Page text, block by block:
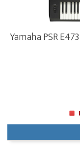
Yamaha PSR